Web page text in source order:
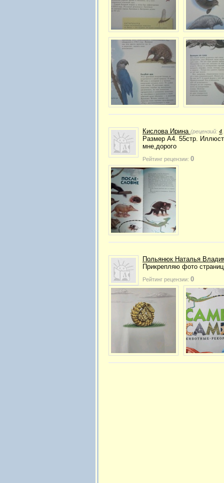
Кислова Ирина (рецензий: 4
Размер А4. 55стр.
мне,дорого
Рейтинг рецензии: 0
Польянюк Наталья
Прикрепляю фото
Рейтинг рецензии: 0